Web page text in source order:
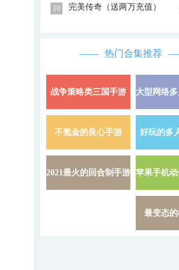
10 完美传奇（送两万充值）
热门合集推荐
战争策略类三国手游 大型网络
不氪金的良心手游 好玩的多
2021最火的回合制手游 苹果手机
最变态